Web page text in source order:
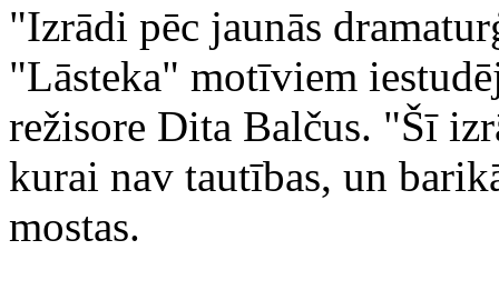
"Izrādi pēc jaunās
"Lāsteka" motīviem
režisore Dita Balčus. "Šī
kurai nav tautības, un
mostas.